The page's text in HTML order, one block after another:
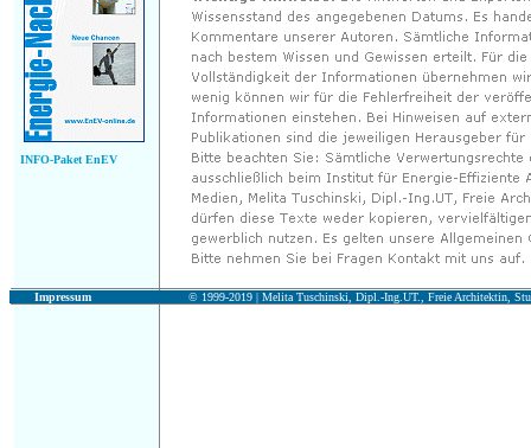
INFO-Paket EnEV
Impressum © 1999-2019 | Melita Tuschinski, Dipl.-Ing.UT., Freie Architektin,